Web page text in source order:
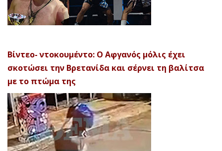
Βίντεο- ντοκουμέντο: Ο Αφγανός μόλις έχει
σκοτώσει την Βρετανίδα και σέρνει τη βαλίτσα
με το πτώμα της